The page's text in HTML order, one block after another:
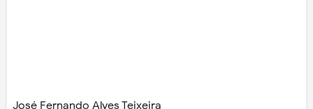
José Fernando Alves Teixeira